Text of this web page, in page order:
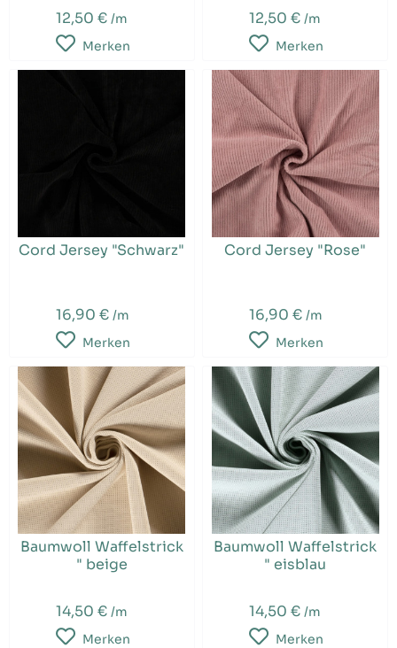
12,50 € /m
Merken
12,50 €/m
Merken
Cord Jersey "Schwarz"
16,90 € /m
Merken
Cord Jersey "Rose"
16,90 €/m
Merken
Baumwoll Waffelstrick
" beige
14,50 € /m
Merken
Baumwoll Waffelstrick
" eisblau
14,50 €/m
Merken